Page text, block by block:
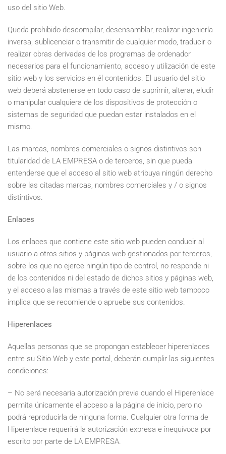
uso del sitio Web.
Queda prohibido descompilar, desensamblar, realizar ingeniería
inversa, sublicenciar o transmitir de cualquier modo, traducir o
realizar obras derivadas de los programas de ordenador
necesarios para el funcionamiento, acceso y utilización de este
sitio web y los servicios en él contenidos. El usuario del sitio
web deberá abstenerse en todo caso de suprimir, alterar, eludir
o manipular cualquiera de los dispositivos de protección o
sistemas de seguridad que puedan estar instalados en el
mismo.
Las marcas, nombres comerciales o signos distintivos son
titularidad de LA EMPRESA o de terceros, sin que pueda
entenderse que el acceso al sitio web atribuya ningún derecho
sobre las citadas marcas, nombres comerciales y / o signos
distintivos.
Enlaces
Los enlaces que contiene este sitio web pueden conducir al
usuario a otros sitios y páginas web gestionados por terceros,
sobre los que no ejerce ningún tipo de control, no responde ni
de los contenidos ni del estado de dichos sitios y páginas web,
y el acceso a las mismas a través de este sitio web tampoco
implica que se recomiende o apruebe sus contenidos.
Hiperenlaces
Aquellas personas que se propongan establecer hiperenlaces
entre su Sitio Web y este portal, deberán cumplir las siguientes
condiciones:
– No será necesaria autorización previa cuando el Hiperenlace
permita únicamente el acceso a la página de inicio, pero no
podrá reproducirla de ninguna forma. Cualquier otra forma de
Hiperenlace requerirá la autorización expresa e inequívoca por
escrito por parte de LA EMPRESA.